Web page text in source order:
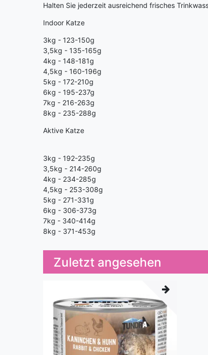
Halten Sie jederzeit ausreichend frisches
Indoor Katze
3kg - 123-150g
3,5kg - 135-165g
4kg - 148-181g
4,5kg - 160-196g
5kg - 172-210g
6kg - 195-237g
7kg - 216-263g
8kg - 235-288g
Aktive Katze
3kg - 192-235g
3,5kg - 214-260g
4kg - 234-285g
4,5kg - 253-308g
5kg - 271-331g
6kg - 306-373g
7kg - 340-414g
8kg - 371-453g
Zuletzt angesehen